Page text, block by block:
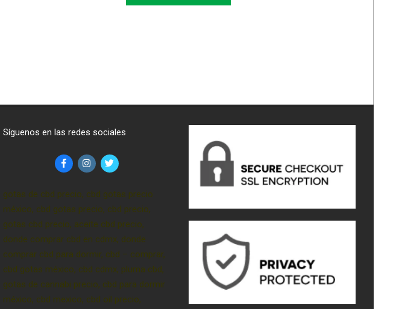
Síguenos en las redes sociales
gotas de cbd precio, cbd gotas precio
méxico, cbd gotas precio, cbd precio,
gotas cbd precio, aceite cbd precio,
donde comprar cbd en cdmx, donde
comprar cbd para dormir, cbd – comprar,
cbd gotas méxico, cbd cdmx, pluma cbd,
gotas de cannabi precio, cbd para dormir
méxico, cbd mexico, cbd oil precio,